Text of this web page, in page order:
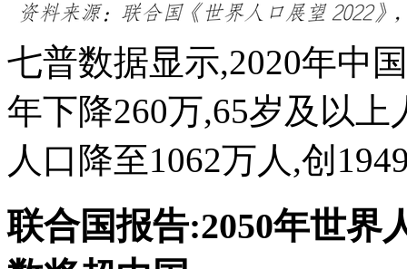
七普数据显示,2020年中
年下降260万,65岁及以上
人口降至1062万人,创
联合国报告:2050年世界